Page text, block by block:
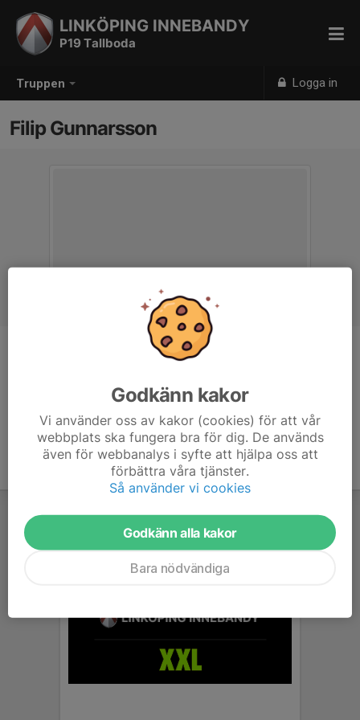
Truppen Logga in
LINKÖPING INNEBANDY
P19 Tallboda
Filip Gunnarsson
Ledare
Godkänn kakor
Vi använder oss av kakor (cookies) för att vår
webbplats ska fungera bra för dig. De används
även för webbanalys i syfte att hjälpa oss att
förbättra våra tjänster.
Så använder vi cookies
Godkänn alla kakor
Bara nödvändiga